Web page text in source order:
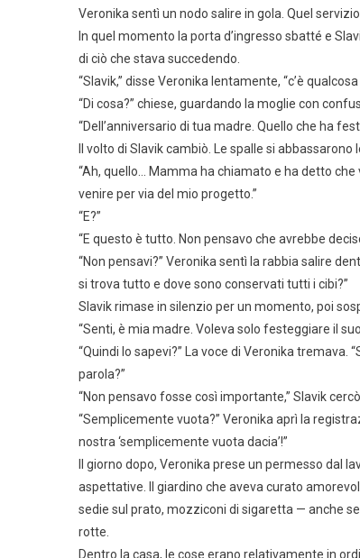
Veronika sentì un nodo salire in gola. Quel
In quel momento la porta d’ingresso sbatté e
di ciò che stava succedendo.
“Slavik,” disse Veronika lentamente, “c’è
“Di cosa?” chiese, guardando la moglie con
“Dell’anniversario di tua madre. Quello che ha
Il volto di Slavik cambiò. Le spalle si
“Ah, quello… Mamma ha chiamato e ha detto
venire per via del mio progetto.”
“E?”
“E questo è tutto. Non pensavo che avrebbe
“Non pensavi?” Veronika sentì la rabbia salire
si trova tutto e dove sono conservati tutti i cibi?”
Slavik rimase in silenzio per un momento, poi
“Senti, è mia madre. Voleva solo festeggiare il
“Quindi lo sapevi?” La voce di Veronika
parola?”
“Non pensavo fosse così importante,” Slavik
“Semplicemente vuota?” Veronika aprì la
nostra ‘semplicemente vuota dacia’!”
Il giorno dopo, Veronika prese un permesso dal
aspettative. Il giardino che aveva curato
sedie sul prato, mozziconi di sigaretta — anche
rotte.
Dentro la casa, le cose erano relativamente in